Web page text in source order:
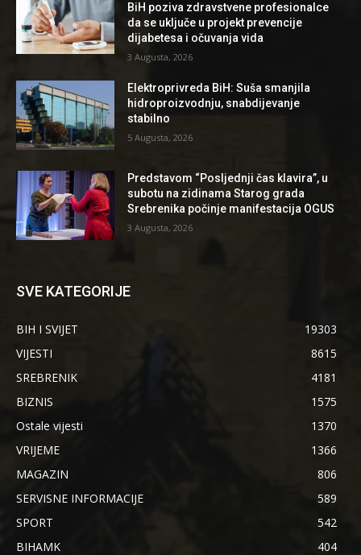
BiH poziva zdravstvene profesionalce
da se uključe u projekt prevencije
dijabetesa i očuvanja vida
3 Augusta, 2026
Elektroprivreda BiH: Suša smanjila
hidroproizvodnju, snabdijevanje
stabilno
5 Augusta, 2026
Predstavom “Posljednji čas klavira”, u
subotu na zidinama Starog grada
Srebrenika počinje manifestacija OGUS
3 Augusta, 2026
SVE KATEGORIJE
BIH I SVIJET
19303
VIJESTI
8615
SREBRENIK
4181
BIZNIS
1575
Ostale vijesti
1370
VRIJEME
1366
MAGAZIN
806
SERVISNE INFORMACIJE
589
SPORT
542
BIHAMK
404